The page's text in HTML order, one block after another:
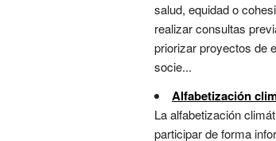
salud, equidad o
realizar consultas
priorizar proyectos de
socie...
Alfabetización
La alfabetización
participar de forma